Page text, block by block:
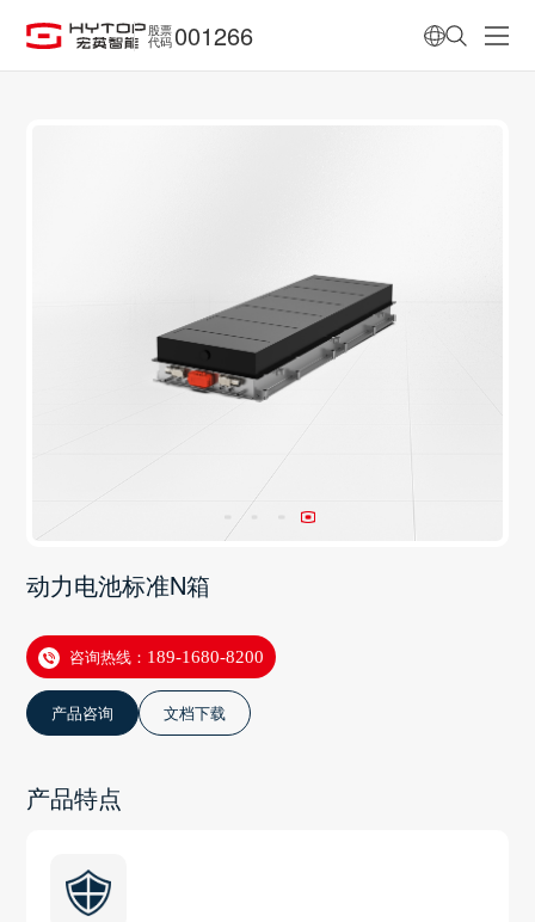
股票
代码 001266
动力电池标准N箱
咨询热线： 189-1680-8200
产品咨询 文档下载
产品特点